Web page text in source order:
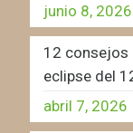
junio 8, 2026
12 consejos
eclipse del
abril 7, 2026